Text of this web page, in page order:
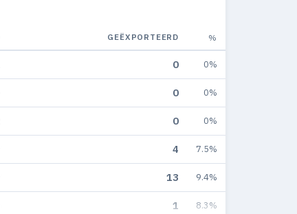
GEËXPORTEERD %
0 0%
0 0%
0 0%
4 7.5%
13 9.4%
1 8.3%